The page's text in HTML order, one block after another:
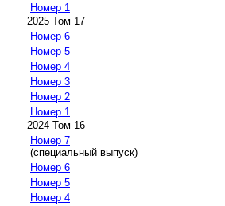
Номер 1
2025 Том 17
Номер 6
Номер 5
Номер 4
Номер 3
Номер 2
Номер 1
2024 Том 16
Номер 7
(специальный выпуск)
Номер 6
Номер 5
Номер 4